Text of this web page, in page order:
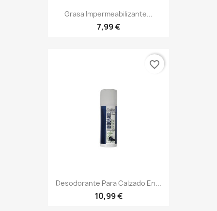
Grasa Impermeabilizante...
7,99 €
Desodorante Para Calzado En...
10,99 €
favorite_border